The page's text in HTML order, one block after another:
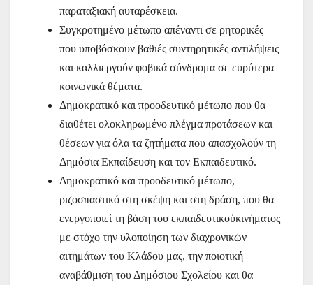
παραταξιακή αυταρέσκεια.
Συγκροτημένο μέτωπο απέναντι σε ρητορικές
που υποβόσκουν βαθιές συντηρητικές αντιλήψεις
και καλλιεργούν φοβικά σύνδρομα σε ευρύτερα
κοινωνικά θέματα.
Δημοκρατικό και προοδευτικό μέτωπο που θα
διαθέτει ολοκληρωμένο πλέγμα προτάσεων και
θέσεων για όλα τα ζητήματα που απασχολούν τη
Δημόσια Εκπαίδευση και τον Εκπαιδευτικό.
Δημοκρατικό και προοδευτικό μέτωπο,
ριζοσπαστικό στη σκέψη και στη δράση, που θα
ενεργοποιεί τη βάση του εκπαιδευτικούκινήματος
με στόχο την υλοποίηση των διαχρονικών
αιτημάτων του Κλάδου μας, την ποιοτική
αναβάθμιση του Δημόσιου Σχολείου και θα